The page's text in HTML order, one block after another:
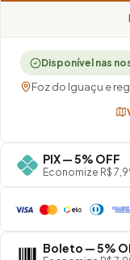
Disponível nas
Foz do Iguaçu e
PIX — 5% OFF
Economize R$
Boleto — 5%